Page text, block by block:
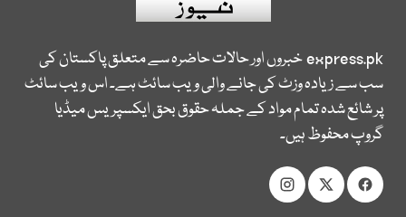
express.pkخبروں اور حالات حاضرہ سے متعلق پاکستان کی
سب سے زیادہ وزٹ کی جانے والی ویب سائٹ ہے۔ اس ویب سائٹ
پر شائع شدہ تمام مواد کے جملہ حقوق بحق ایکسپریس میڈیا
گروپ محفوظ ہیں۔